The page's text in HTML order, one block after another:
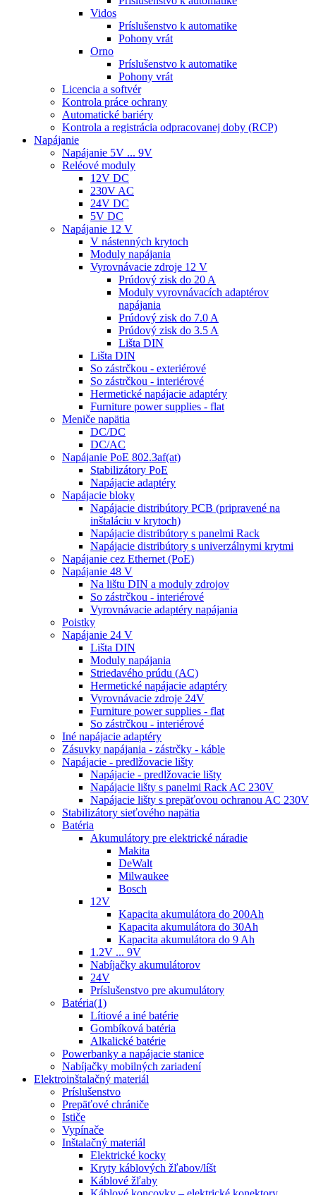
Vidos
Príslušenstvo k automatike
Pohony vrát
Orno
Príslušenstvo k automatike
Pohony vrát
Licencia a softvér
Kontrola práce ochrany
Automatické bariéry
Kontrola a registrácia odpracovanej doby (RCP)
Napájanie
Napájanie 5V ... 9V
Reléové moduly
12V DC
230V AC
24V DC
5V DC
Napájanie 12 V
V nástenných krytoch
Moduly napájania
Vyrovnávacie zdroje 12 V
Prúdový zisk do 20 A
Moduly vyrovnávacích adaptérov
napájania
Prúdový zisk do 7.0 A
Prúdový zisk do 3.5 A
Lišta DIN
Lišta DIN
So zástrčkou - exteriérové
So zástrčkou - interiérové
Hermetické napájacie adaptéry
Furniture power supplies - flat
Meniče napätia
DC/DC
DC/AC
Napájanie PoE 802.3af(at)
Stabilizátory PoE
Napájacie adaptéry
Napájacie bloky
Napájacie distribútory PCB (pripravené na
inštaláciu v krytoch)
Napájacie distribútory s panelmi Rack
Napájacie distribútory s univerzálnymi krytmi
Napájanie cez Ethernet (PoE)
Napájanie 48 V
Na lištu DIN a moduly zdrojov
So zástrčkou - interiérové
Vyrovnávacie adaptéry napájania
Poistky
Napájanie 24 V
Lišta DIN
Moduly napájania
Striedavého prúdu (AC)
Hermetické napájacie adaptéry
Vyrovnávacie zdroje 24V
Furniture power supplies - flat
So zástrčkou - interiérové
Iné napájacie adaptéry
Zásuvky napájania - zástrčky - káble
Napájacie - predlžovacie lišty
Napájacie - predlžovacie lišty
Napájacie lišty s panelmi Rack AC 230V
Napájacie lišty s prepäťovou ochranou AC 230V
Stabilizátory sieťového napätia
Batéria
Akumulátory pre elektrické náradie
Makita
DeWalt
Milwaukee
Bosch
12V
Kapacita akumulátora do 200Ah
Kapacita akumulátora do 30Ah
Kapacita akumulátora do 9 Ah
1.2V ... 9V
Nabíjačky akumulátorov
24V
Príslušenstvo pre akumulátory
Batéria(1)
Lítiové a iné batérie
Gombíková batéria
Alkalické batérie
Powerbanky a napájacie stanice
Nabíjačky mobilných zariadení
Elektroinštalačný materiál
Príslušenstvo
Prepäťové chrániče
Ističe
Vypínače
Inštalačný materiál
Elektrické kocky
Kryty káblových žľabov/líšt
Káblové žľaby